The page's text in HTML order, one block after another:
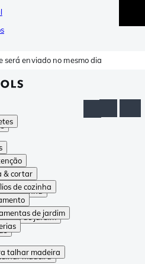
será enviado no mesmo dia
& cortar
de cozinha
de jardim
talhar madeira
cortar
de cozinha
de jardim
madeira